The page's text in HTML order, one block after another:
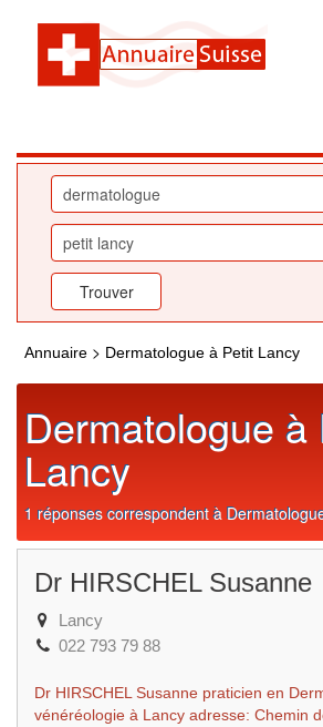
Annuaire > Dermatologue à Petit Lancy
Dermatologue à
Lancy
1 réponses correspondent à
Dr HIRSCHEL Susanne
Lancy
022 793 79 88
Dr HIRSCHEL Susanne praticien en
vénéréologie à Lancy adresse: Chemin